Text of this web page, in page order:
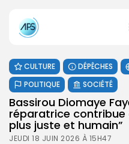
CULTURE DÉPÊCHES
POLITIQUE
SOCIÉTÉ
Bassirou Diomaye
réparatrice
plus juste et humain”
JEUDI 18 JUIN 2026 À 15H47